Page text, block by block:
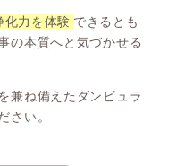
力を体験 できるとも
の本質へと気づかせる
兼ね備えたダンビュラ
さい。